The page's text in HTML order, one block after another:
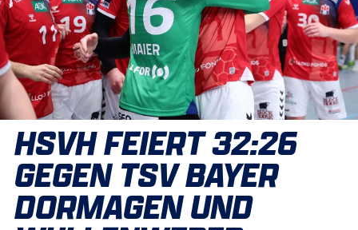
HSVH FEIERT 32:26
GEGEN TSV BAYER
DORMAGEN UND